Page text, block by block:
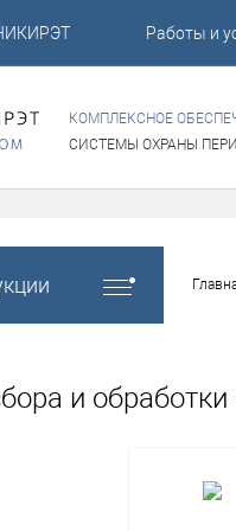
Работы и
КОМПЛЕКСНОЕ
СИСТЕМЫ ОХРАНЫ
и